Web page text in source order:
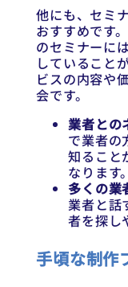
他にも、セミ
おすすめです
のセミナーに
していること
ビスの内容や
会です。
業者との
で業者の
知ること
なります。
多くの業
業者と話
者を探し
手頃な制作